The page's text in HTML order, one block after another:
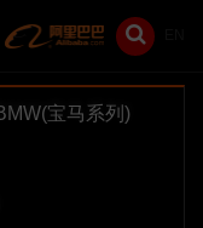
宝马系列)